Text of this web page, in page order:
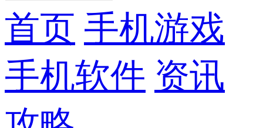
首页 手机游戏
手机软件 资讯